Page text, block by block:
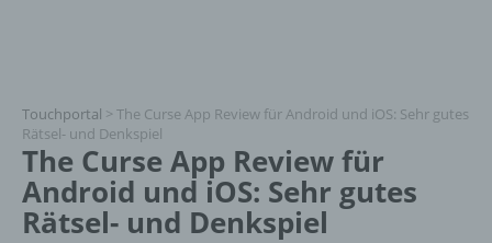
Touchportal > The Curse App Review für Android und iOS: Sehr gutes
Rätsel- und Denkspiel
The Curse App Review für
Android und iOS: Sehr gutes
Rätsel- und Denkspiel